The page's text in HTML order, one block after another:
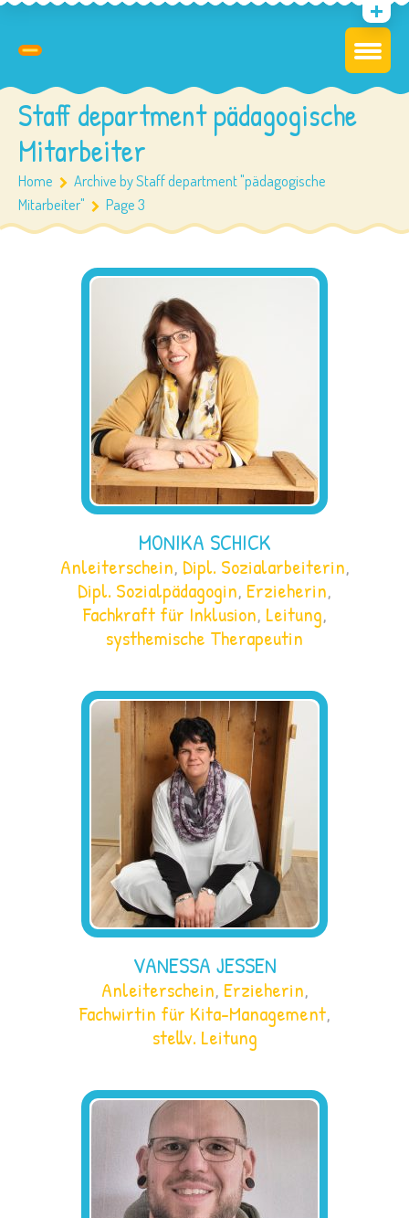
Staff department pädagogische
Mitarbeiter
Home
Archive by Staff department "pädagogische
Mitarbeiter"
Page 3
MONIKA SCHICK
Anleiterschein, Dipl. Sozialarbeiterin,
Dipl. Sozialpädagogin, Erzieherin,
Fachkraft für Inklusion, Leitung,
systhemische Therapeutin
VANESSA JESSEN
Anleiterschein, Erzieherin,
Fachwirtin für Kita-Management,
stellv. Leitung